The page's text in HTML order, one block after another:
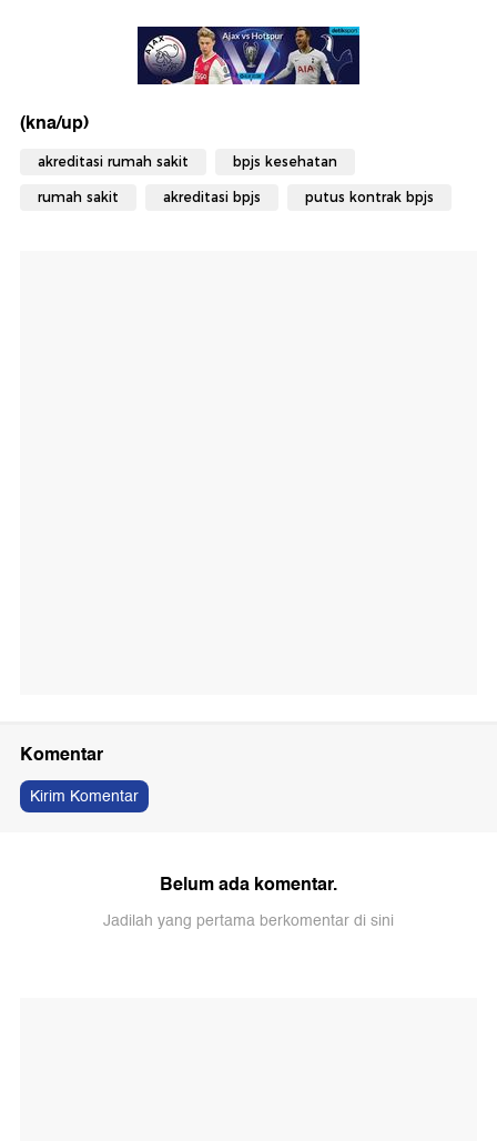
(kna/up)
akreditasi rumah sakit bpjs kesehatan
rumah sakit akreditasi bpjs putus kontrak bpjs
Komentar
Kirim Komentar
Belum ada komentar.
Jadilah yang pertama berkomentar di sini